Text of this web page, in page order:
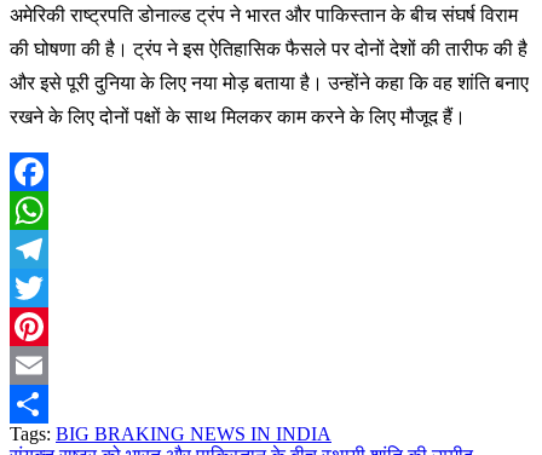
अमेरिकी राष्ट्रपति डोनाल्ड ट्रंप ने भारत और पाकिस्तान के बीच संघर्ष विराम
की घोषणा की है। ट्रंप ने इस ऐतिहासिक फैसले पर दोनों देशों की तारीफ की है
और इसे पूरी दुनिया के लिए नया मोड़ बताया है। उन्होंने कहा कि वह शांति बनाए
रखने के लिए दोनों पक्षों के साथ मिलकर काम करने के लिए मौजूद हैं।
Facebook
WhatsApp
Telegram
Twitter
Pinterest
Email
Share
Tags: BIG BRAKING NEWS IN INDIA